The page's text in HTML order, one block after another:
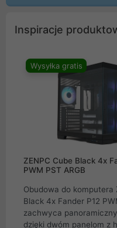
Inspiracje
Wysyłka gratis
ZENPC Cube Black 4x
PWM PST ARGB
Obudowa do komputera
Black 4x Fander P12
zachwyca
dzięki dwóm panelom z